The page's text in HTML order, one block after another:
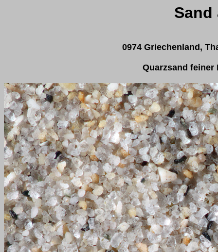
Sand
0974 Griechenland,
Quarzsand